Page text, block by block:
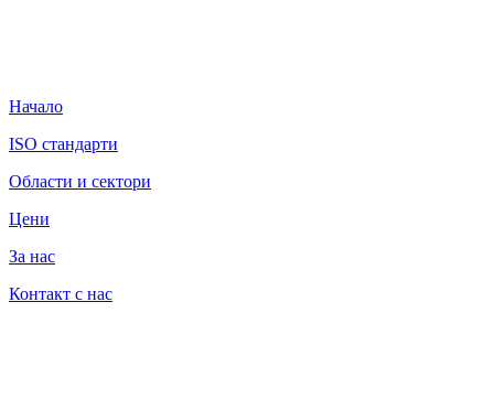
Начало
ISO стандарти
Области и сектори
Цени
За нас
Контакт с нас